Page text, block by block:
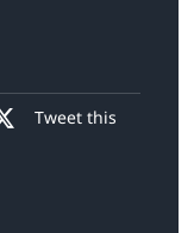
Tweet this